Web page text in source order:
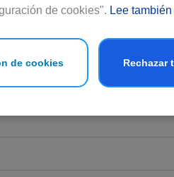
de cookies". Lee
de cookies Rechazar